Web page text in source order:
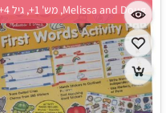
Melissa and Doug, מש' 1+, גיל 4+